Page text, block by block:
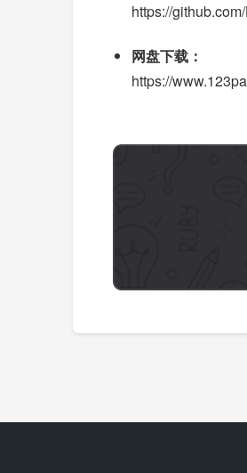
https://
网盘下载：
https://